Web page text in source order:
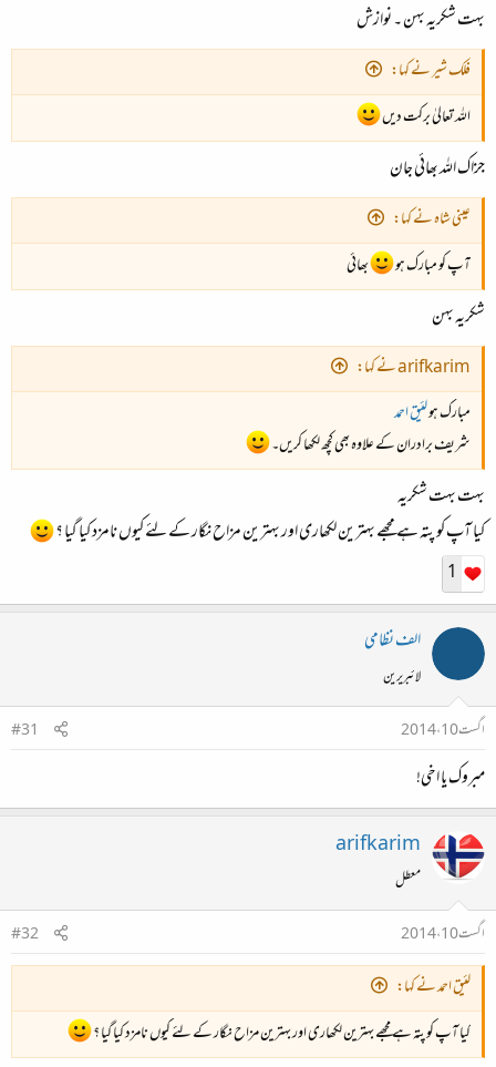
بہت شکریہ بہن ۔ نوازش
فلک شیر نے کہا:
اللہ تعالیٰ برکت دیں
جزاک اللہ بھائی جان
عینی شاہ نے کہا:
آپ کو مبارک ہو
بھائی
شکریہ بہن
arifkarim نے کہا:
مبارک ہولئیق احمد
شریف برادران کے علاوہ بھی کچھ لکھا کریں۔
بہت بہت شکریہ
کیا آپ کو پتہ ہے مجھے بہترین لکھاری اور بہترین مزاح نگار کے لئے کیوں نامزد کیا گیا ؟
1
الف نظامی
لائبریرین
اگست 10، 2014
#31
مبروک یا اخی!
arifkarim
معطل
اگست 10، 2014
#32
لئیق احمد نے کہا:
کیا آپ کو پتہ ہے مجھے بہترین لکھاری اور بہترین مزاح نگار کے لئے کیوں نامزد کیا گیا ؟